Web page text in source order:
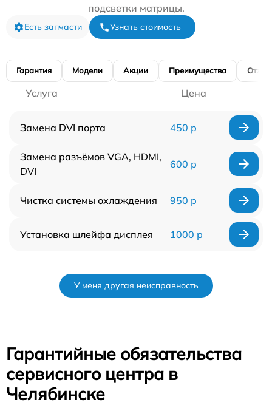
подсветки матрицы.
Есть запчасти Узнать стоимость
Гарантия Модели Акции Преимущества
Услуга Цена
Замена DVI порта 450 р
Замена разъёмов VGA, HDMI,
DVI
600 р
Чистка системы охлаждения 950 р
Установка шлейфа дисплея 1000 р
У меня другая неисправность
Гарантийные обязательства
сервисного центра в
Челябинске